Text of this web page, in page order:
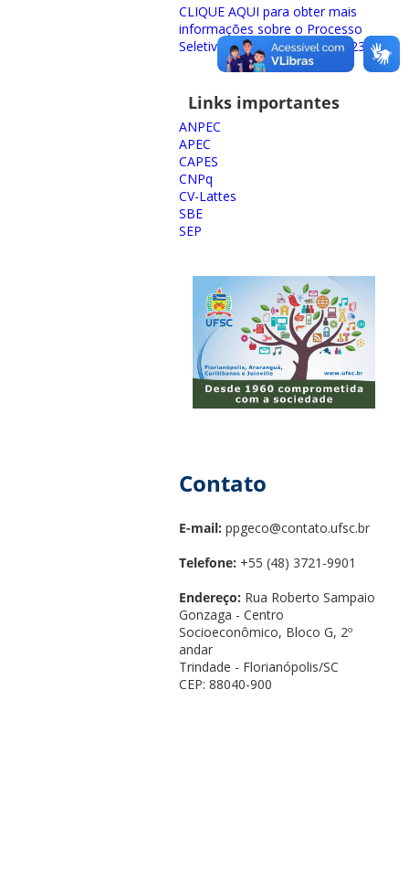
CLIQUE AQUI para obter mais
informações sobre o Processo
Seletivo para ingresso em 2023
Links importantes
ANPEC
APEC
CAPES
CNPq
CV-Lattes
SBE
SEP
Contato
E-mail: ppgeco@contato.ufsc.br
Telefone: +55 (48) 3721-9901
Endereço: Rua Roberto Sampaio
Gonzaga - Centro
Socioeconômico, Bloco G, 2º
andar
Trindade - Florianópolis/SC
CEP: 88040-900